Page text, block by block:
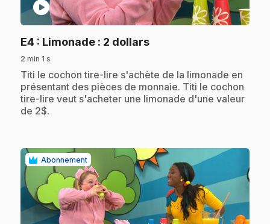
play_circle
E4 : Limonade : 2 dollars.
2 min 1 s
.Titi le cochon tire-lire s'achète de la limonade en
présentant des pièces de monnaie. Titi le cochon
tire-lire veut s'acheter une limonade d'une valeur
de 2$.
Abonnement